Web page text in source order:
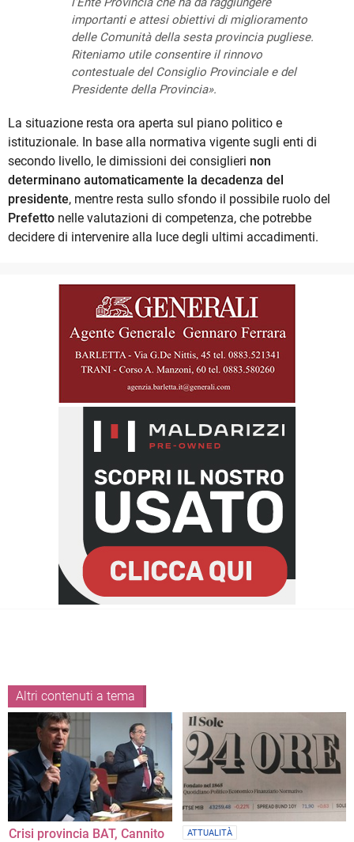
importanti e attesi obiettivi di miglioramento
delle Comunità della sesta provincia pugliese.
Riteniamo utile consentire il rinnovo
contestuale del Consiglio Provinciale e del
Presidente della Provincia».
La situazione resta ora aperta sul piano politico e
istituzionale. In base alla normativa vigente sugli enti di
secondo livello, le dimissioni dei consiglieri non
determinano automaticamente la decadenza del
presidente, mentre resta sullo sfondo il possibile ruolo del
Prefetto nelle valutazioni di competenza, che potrebbe
decidere di intervenire alla luce degli ultimi accadimenti.
Altri contenuti a tema
Crisi provincia BAT, Cannito
ATTUALITÀ